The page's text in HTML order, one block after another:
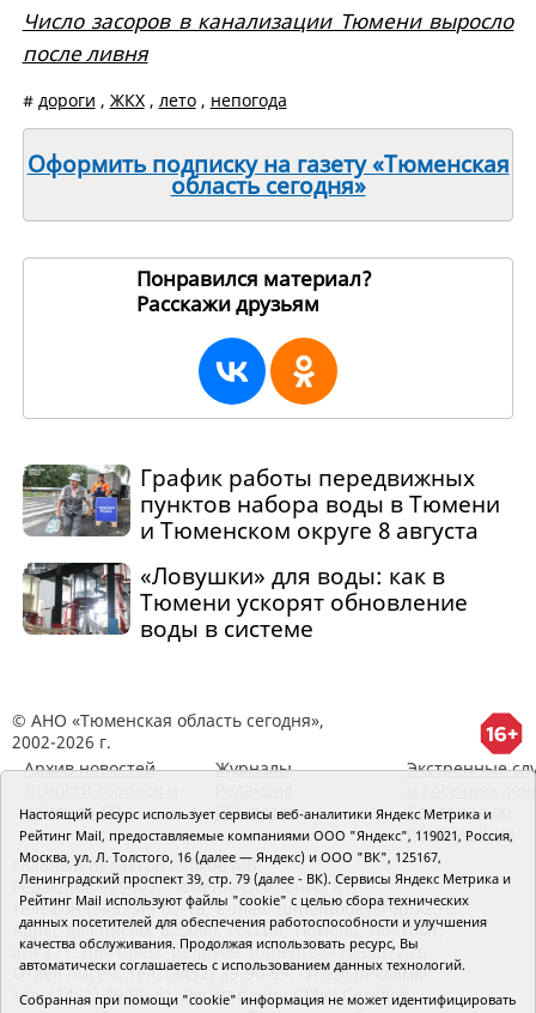
Число засоров в канализации Тюмени выросло
после ливня
# дороги , ЖКХ, лето, непогода
Оформить подписку на газету «Тюменская
область сегодня»
Понравился материал?
Расскажи друзьям
График работы передвижных
пунктов набора воды в Тюмени
и Тюменском округе 8 августа
«Ловушки» для воды: как в
Тюмени ускорят обновление
воды в системе
© АНО «Тюменская область сегодня»,
2002-2026 г.
Архив новостей
районов ТО
Журналы
RSS поток
Экстренные
Сведения об
организации
Главный редактор Рябков А.В.
Редакция: 625002, Тюмень, Осипенко, 81,
телефон (3452)49-00-18, e-mail: tumentoday@obl72.ru
Адрес для писем: 625000, Россия, Тюмень, Почтамт,
а/я 371. Для пресс-релизов: tumentoday@obl72.ru.
Отдел писем: тел. (3452) 39-90-59. Отдел рекламы:
тел. (3452) 39-90-51. Регистрация СМИ: Сетевое
Настоящий ресурс использует сервисы веб-аналитики Яндекс Метрика и
Рейтинг Mail, предоставляемые компаниями ООО "Яндекс", 119021, Россия,
Москва, ул. Л. Толстого, 16 (далее — Яндекс) и ООО "ВК", 125167,
Ленинградский проспект 39, стр. 79 (далее - ВК). Сервисы Яндекс Метрика и
Рейтинг Mail используют файлы "cookie" с целью сбора технических
данных посетителей для обеспечения работоспособности и улучшения
качества обслуживания. Продолжая использовать ресурс, Вы
автоматически соглашаетесь с использованием данных технологий.
Собранная при помощи "cookie" информация не может идентифицировать